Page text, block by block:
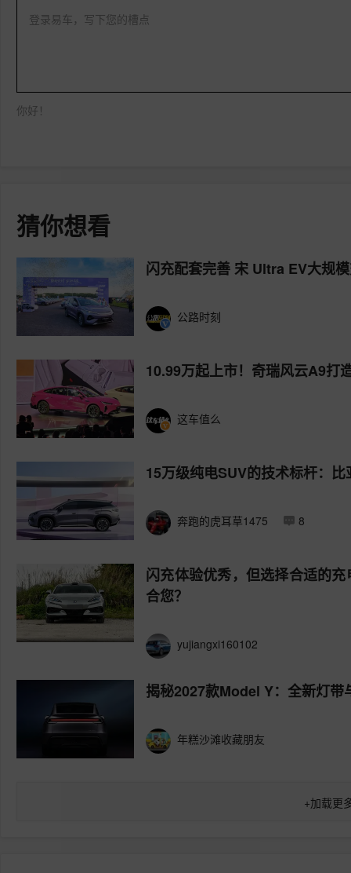
登录易车，写下您的槽点
你好！
猜你想看
闪充配套完善 宋 Ultra EV大规
公路时刻
10.99万起上市！奇瑞风云A9打
这车值么
15万级纯电SUV的技术标杆：
奔跑的虎耳草1475 8
闪充体验优秀，但选择合适的
合您？
yujiangxi160102
揭秘2027款Model Y：全新灯
年糕沙滩收藏朋友
+加载更